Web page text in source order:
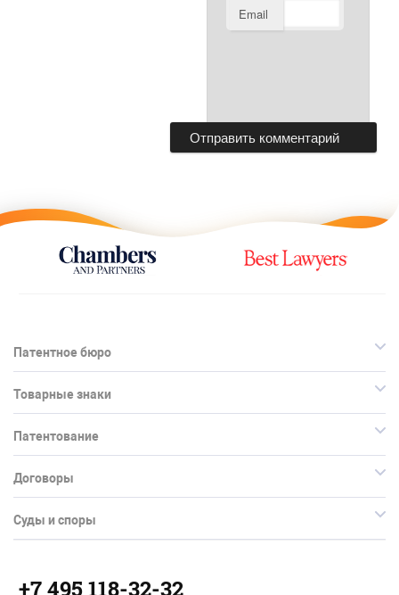
Email
Патентное бюро
Товарные знаки
Патентование
Договоры
Суды и споры
+7 495 118-32-32